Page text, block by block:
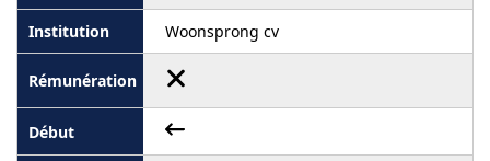
Woonsprong cv